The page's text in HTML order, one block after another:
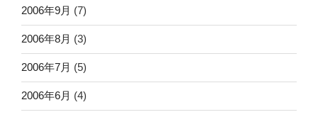
2006年9月 (7)
2006年8月 (3)
2006年7月 (5)
2006年6月 (4)